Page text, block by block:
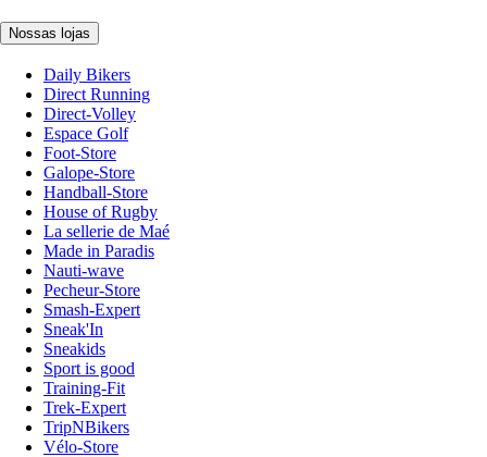
Nossas lojas
Daily Bikers
Direct Running
Direct-Volley
Espace Golf
Foot-Store
Galope-Store
Handball-Store
House of Rugby
La sellerie de Maé
Made in Paradis
Nauti-wave
Pecheur-Store
Smash-Expert
Sneak'In
Sneakids
Sport is good
Training-Fit
Trek-Expert
TripNBikers
Vélo-Store